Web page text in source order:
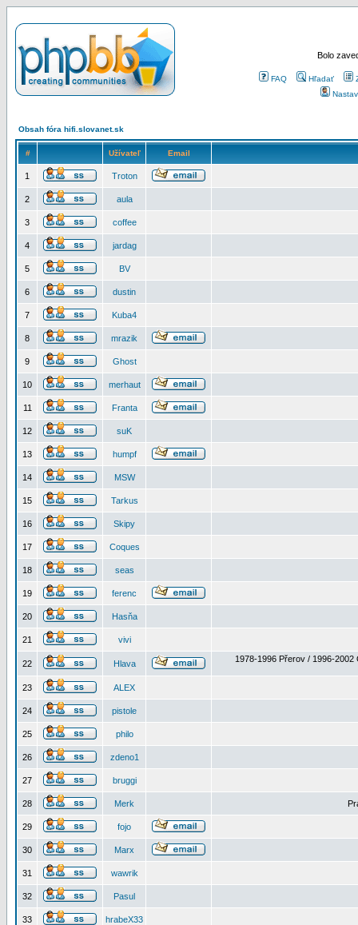
Bolo
FAQ Hľadať
Obsah fóra hifi.slovanet.sk
# Užívateľ Email
1 Troton
2 aula
3 coffee
4 jardag
5 BV
6 dustin
7 Kuba4
8 mrazik
9 Ghost
10 merhaut
11 Franta
12 suK
13 humpf
14 MSW
15 Tarkus
16 Skipy
17 Coques
18 seas
19 ferenc
20 Hasňa
21 vivi
22 Hlava 1978-1996 Přerov / 1996-2002
23 ALEX
24 pistole
25 philo
26 zdeno1
27 bruggi
28 Merk
29 fojo
30 Marx
31 wawrik
32 Pasul
33 hrabeX33